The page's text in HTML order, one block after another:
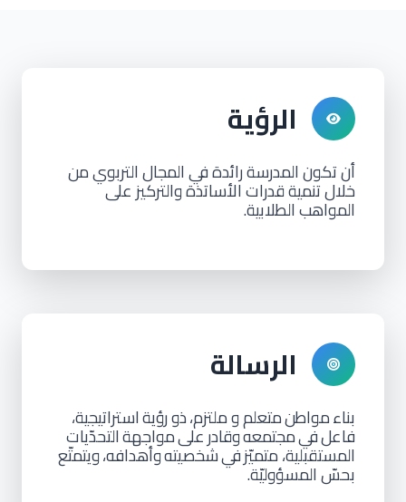
الرؤية
أن تكون المدرسة رائدة في المجال التربوي من
خلال تنمية قدرات الأساتذة والتركيز على
المواهب الطلابية.
الرسالة
بناءمواطنمتعلم و ملتزم،ذو رؤيةاستراتيجية،
فاعلفي مجتمعهوقادرعلى مواجهةالتحدّيات
المستقبلية، متميّزفي شخصيتهوأهدافه،ويتمتّع
بحسّ المسؤوليّة.